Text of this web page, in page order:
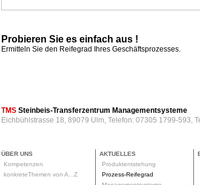
Probieren Sie es einfach aus !
Ermitteln Sie den Reifegrad Ihres Geschäftsprozesses.
TMS Steinbeis-Transferzentrum Managementsysteme
Eichbühlstrasse 18, 89079 Ulm, Telefon: 07305 1799-593,
ÜBER UNS
Kompetenzen
konkreteThemen von A...Z
AKTUELLES
Produktentstehung
Prozess-Reifegrad